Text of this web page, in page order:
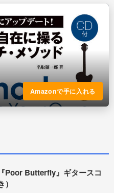
Amazonで手に入れる
Poor Butterfly』ギタースコ